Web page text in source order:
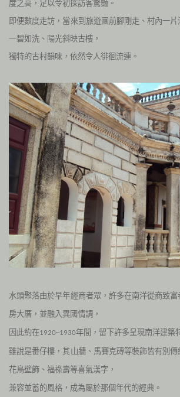
度之高，足以令初探訪客驚豔。
即便數度走訪，當來到旅遊團前腳剛走、村內一片
一碧如洗、陽光斜映古樓，
獨特的古村韻味，依然令人徘徊流連。
水頭聚落由於早年經商者眾，許多在南洋從商致
房大厝，並融入異國情調，
因此約在1920~1930年間，留下許多呈現南洋建築
雖說是番仔樓，其山牆、馬賽克磚等裝飾皆有別
花鳥壁飾、福祿壽等喜氣漢字，
兼容並蓄的風格，成為屬於那個年代的經典。